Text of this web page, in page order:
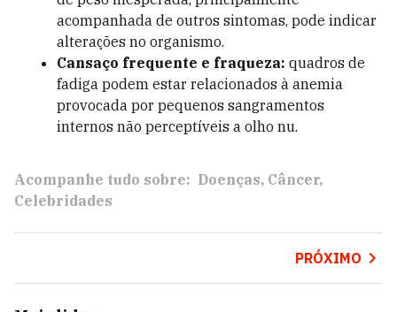
acompanhada de outros sintomas, pode indicar
alterações no organismo.
Cansaço frequente e fraqueza: quadros de
fadiga podem estar relacionados à anemia
provocada por pequenos sangramentos
internos não perceptíveis a olho nu.
Acompanhe tudo sobre: Doenças Câncer
Celebridades
PRÓXIMO